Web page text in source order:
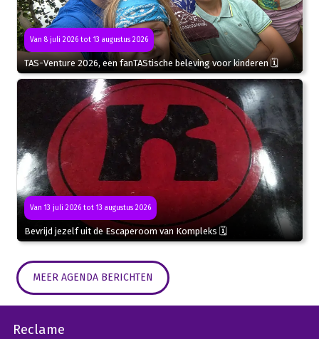
Van 8 juli 2026 tot 13 augustus 2026
TAS-Venture 2026, een fanTAStische beleving voor kinderen 🗓
Van 13 juli 2026 tot 13 augustus 2026
Bevrijd jezelf uit de Escaperoom van Kompleks 🗓
MEER AGENDA BERICHTEN
Reclame